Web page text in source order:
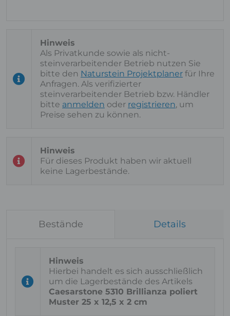
Als Privatkunde sowie als nicht-
steinverarbeitender Betrieb nutzen Sie
bitte den Naturstein Projektplaner für Ihre
Anfragen. Als verifizierter
steinverarbeitender Betrieb bzw. Händler
bitte anmelden oder registrieren, um
Preise sehen zu können.
Für dieses Produkt haben wir aktuell
keine Lagerbestände.
Bestände Details
Hierbei handelt es sich ausschließlich
um die Lagerbestände des Artikels
Caesarstone 5310 Brillianza poliert
Muster 25 x 12,5 x 2 cm